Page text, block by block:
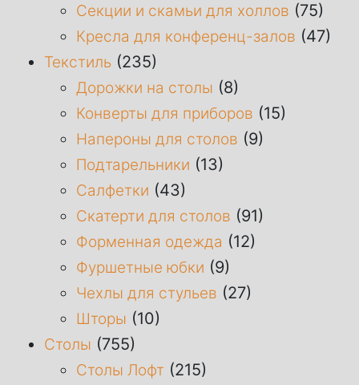
Секции и скамьи для холлов (75)
Кресла для конференц-залов (47)
Текстиль (235)
Дорожки на столы (8)
Конверты для приборов (15)
Напероны для столов (9)
Подтарельники (13)
Салфетки (43)
Скатерти для столов (91)
Форменная одежда (12)
Фуршетные юбки (9)
Чехлы для стульев (27)
Шторы (10)
Столы (755)
Столы Лофт (215)